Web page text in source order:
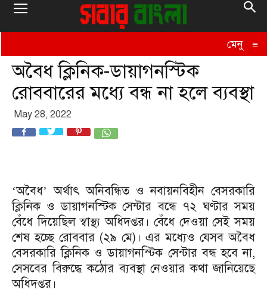
মেনু ≡
অবৈধ ক্লিনিক-ডায়াগনস্টিক
রোববারের মধ্যে বন্ধ না হলে ব্যবস্থা
May 28, 2022
‘অবৈধ’ অর্থাৎ অনিবন্ধিত ও নবায়নবিহীন বেসরকারি
ক্লিনিক ও ডায়াগনস্টিক সেন্টার বন্ধে ৭২ ঘণ্টার সময়
বেঁধে দিয়েছিল স্বাস্থ্য অধিদপ্তর। বেঁধে দেওয়া সেই সময়
শেষ হচ্ছে রোববার (২৯ মে)। এর মধ্যেও যেসব অবৈধ
বেসরকারি ক্লিনিক ও ডায়াগনস্টিক সেন্টার বন্ধ হবে না,
সেসবের বিরুদ্ধে কঠোর ব্যবস্থা নেওয়ার কথা জানিয়েছে
অধিদপ্তর।